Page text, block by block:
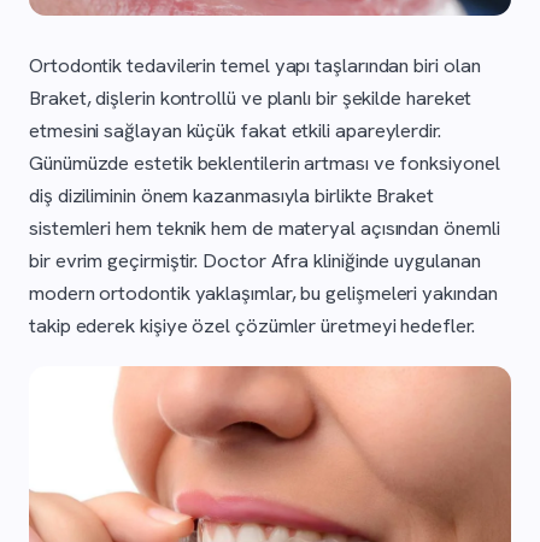
Ortodontik tedavilerin temel yapı taşlarından biri olan
Braket, dişlerin kontrollü ve planlı bir şekilde hareket
etmesini sağlayan küçük fakat etkili apareylerdir.
Günümüzde estetik beklentilerin artması ve fonksiyonel
diş diziliminin önem kazanmasıyla birlikte Braket
sistemleri hem teknik hem de materyal açısından önemli
bir evrim geçirmiştir. Doctor Afra kliniğinde uygulanan
modern ortodontik yaklaşımlar, bu gelişmeleri yakından
takip ederek kişiye özel çözümler üretmeyi hedefler.